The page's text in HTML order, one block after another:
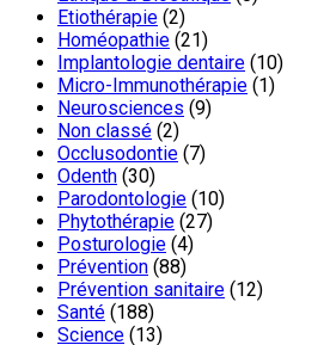
Etiothérapie (2)
Homéopathie (21)
Implantologie dentaire (10)
Micro-Immunothérapie (1)
Neurosciences (9)
Non classé (2)
Occlusodontie (7)
Odenth (30)
Parodontologie (10)
Phytothérapie (27)
Posturologie (4)
Prévention (88)
Prévention sanitaire (12)
Santé (188)
Science (13)